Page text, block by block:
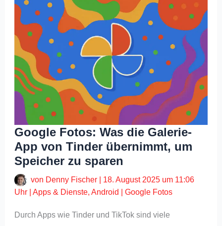
Google Fotos: Was die Galerie-
App von Tinder übernimmt, um
Speicher zu sparen
von Denny Fischer
18. August 2025 um 11:06
Uhr |Apps & Dienste,Android |Google Fotos
Durch Apps wie Tinder und TikTok sind viele